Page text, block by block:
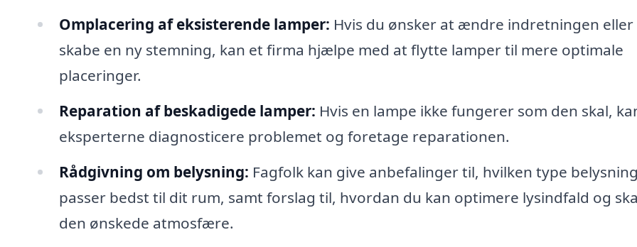
Omplacering af eksisterende lamper: Hvis du ønsker at ændre indretningen eller
skabe en ny stemning, kan et firma hjælpe med at flytte lamper til mere optimale
placeringer.
Reparation af beskadigede lamper: Hvis en lampe ikke fungerer som den skal,
eksperterne diagnosticere problemet og foretage reparationen.
Rådgivning om belysning: Fagfolk kan give anbefalinger til, hvilken type
passer bedst til dit rum, samt forslag til, hvordan du kan optimere lysindfald og
den ønskede atmosfære.